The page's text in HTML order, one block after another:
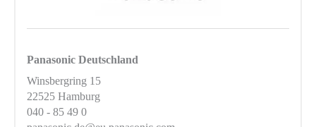
Panasonic Deutschland
Winsbergring 15
22525 Hamburg
040 - 85 49 0